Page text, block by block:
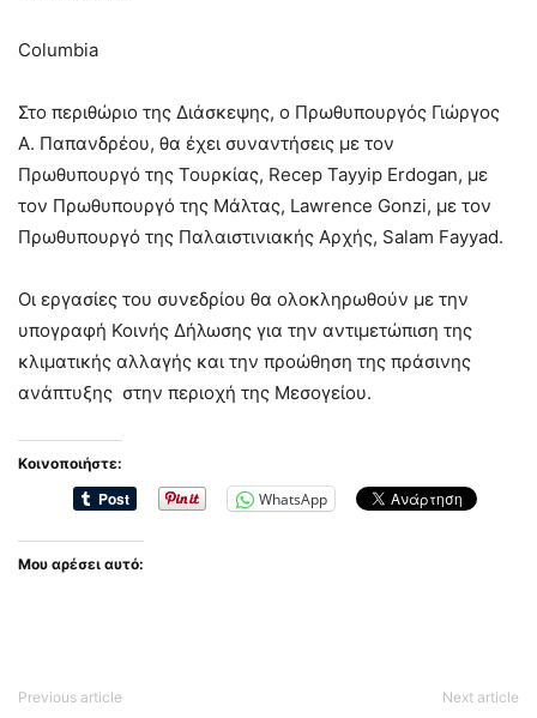
Columbia
Στο περιθώριο της Διάσκεψης, ο Πρωθυπουργός Γιώργος
Α. Παπανδρέου, θα έχει συναντήσεις με τον
Πρωθυπουργό της Τουρκίας, Recep Tayyip Erdogan, με
τον Πρωθυπουργό της Μάλτας, Lawrence Gonzi, με τον
Πρωθυπουργό της Παλαιστινιακής Αρχής, Salam Fayyad.
Οι εργασίες του συνεδρίου θα ολοκληρωθούν με την
υπογραφή Κοινής Δήλωσης για την αντιμετώπιση της
κλιματικής αλλαγής και την προώθηση της πράσινης
ανάπτυξης στην περιοχή της Μεσογείου.
Κοινοποιήστε:
WhatsApp
Μου αρέσει αυτό:
Previous article Next article